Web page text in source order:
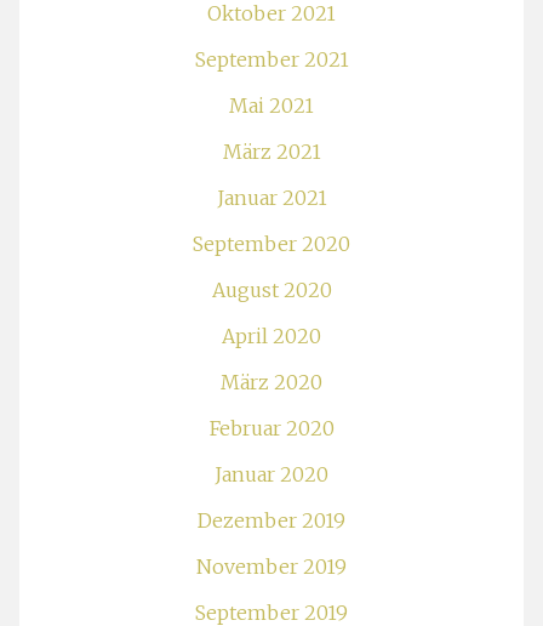
Oktober 2021
September 2021
Mai 2021
März 2021
Januar 2021
September 2020
August 2020
April 2020
März 2020
Februar 2020
Januar 2020
Dezember 2019
November 2019
September 2019